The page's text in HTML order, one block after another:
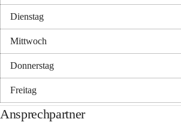
Dienstag
Mittwoch
Donnerstag
Freitag
Ansprechpartner